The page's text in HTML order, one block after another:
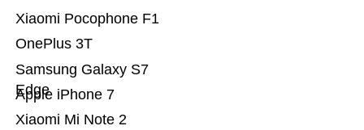
Xiaomi Mi Note 2
Apple iPhone 7
Samsung Galaxy S7
Edge
OnePlus 3T
Xiaomi Pocophone F1